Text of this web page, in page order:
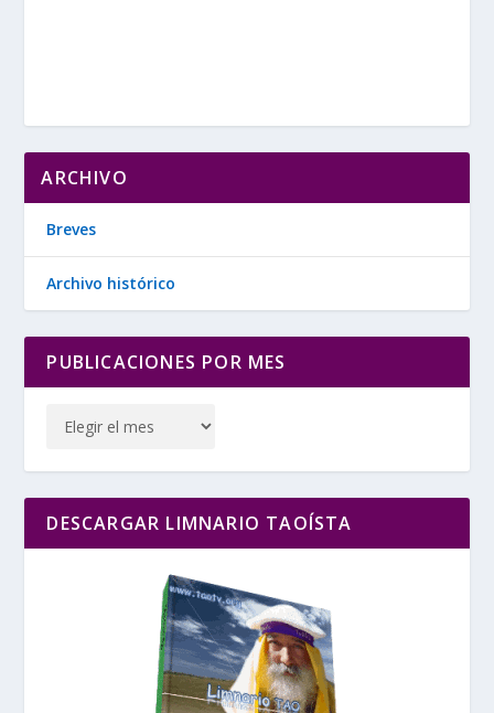
ARCHIVO
Breves
Archivo histórico
PUBLICACIONES POR MES
DESCARGAR LIMNARIO TAOÍSTA